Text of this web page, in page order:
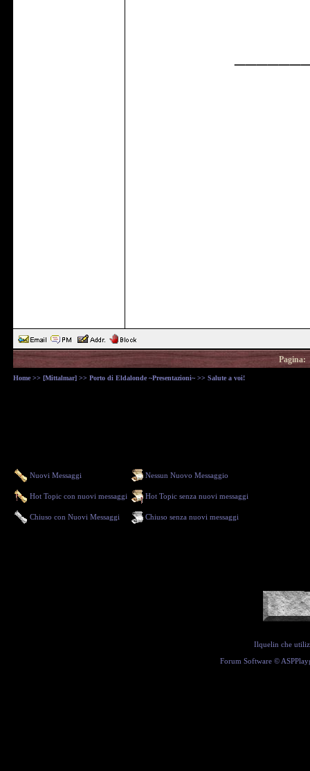
Pagina:
Home >> [Mittalmar] >> Porto di Eldalonde ~Presentazioni~ >> Salute a voi!
Nuovi Messaggi Nessun Nuovo Messaggio
Hot Topic con nuovi messaggi Hot Topic senza nuovi messaggi
Chiuso con Nuovi Messaggi Chiuso senza nuovi messaggi
Ilquelin che
Forum Software ©